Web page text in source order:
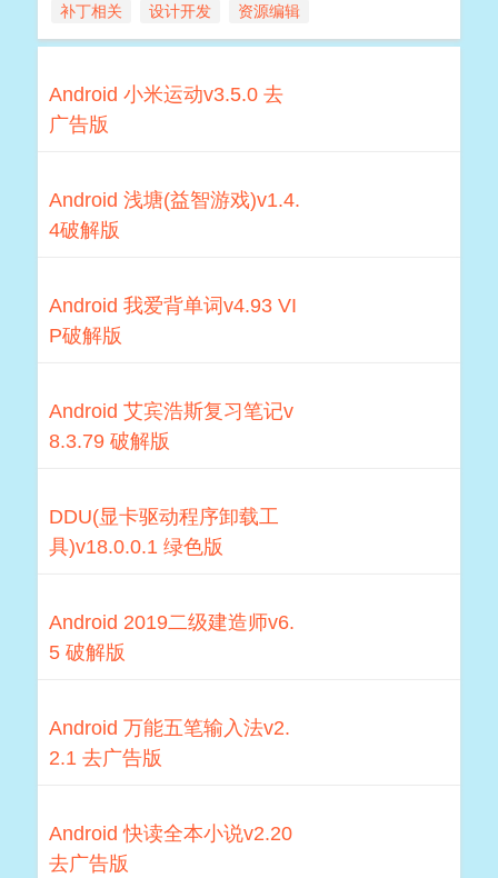
补丁相关
设计开发 资源编辑
Android 小米运动v3.5.0 去
广告版
Android 浅塘(益智游戏)v1.4.
4破解版
Android 我爱背单词v4.93 VI
P破解版
Android 艾宾浩斯复习笔记v
8.3.79 破解版
DDU(显卡驱动程序卸载工
具)v18.0.0.1 绿色版
Android 2019二级建造师v6.
5 破解版
Android 万能五笔输入法v2.
2.1 去广告版
Android 快读全本小说v2.20
去广告版